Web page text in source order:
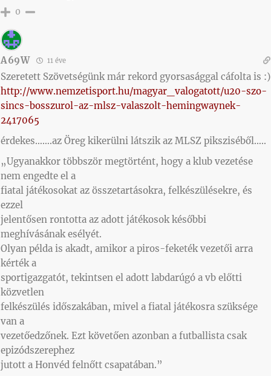
0
A69W 11 éve
Szeretett Szövetségünk már rekord gyorsasággal cáfolta is :)
http://www.nemzetisport.hu/magyar_valogatott/u20-szo-
sincs-bosszurol-az-mlsz-valaszolt-hemingwaynek-
2417065
érdekes…….az Öreg kikerülni látszik az MLSZ piksziséből…..
„Ugyanakkor többször megtörtént, hogy a klub vezetése
nem engedte el a
fiatal játékosokat az összetartásokra, felkészülésekre, és
ezzel
jelentősen rontotta az adott játékosok későbbi
meghívásának esélyét.
Olyan példa is akadt, amikor a piros-feketék vezetői arra
kérték a
sportigazgatót, tekintsen el adott labdarúgó a vb előtti
közvetlen
felkészülés időszakában, mivel a fiatal játékosra szüksége
van a
vezetőedzőnek. Ezt követően azonban a futballista csak
epizódszerephez
jutott a Honvéd felnőtt csapatában.”